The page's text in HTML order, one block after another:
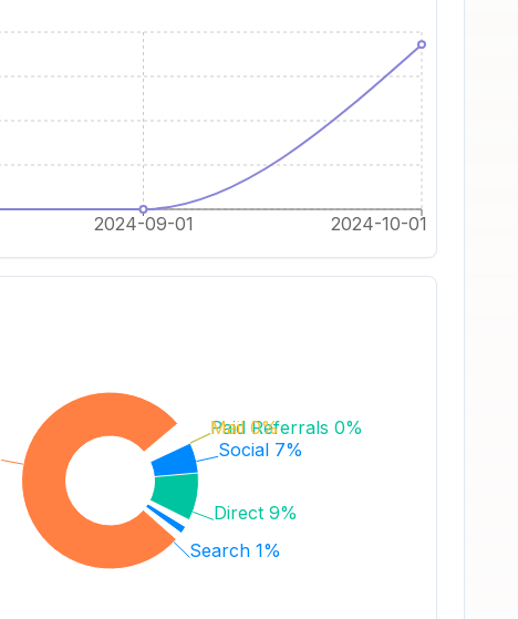
2024-09-01 2024-10-01
Social 7%
Paid Referrals 0%
Mail 0%
Search 1%
Direct 9%